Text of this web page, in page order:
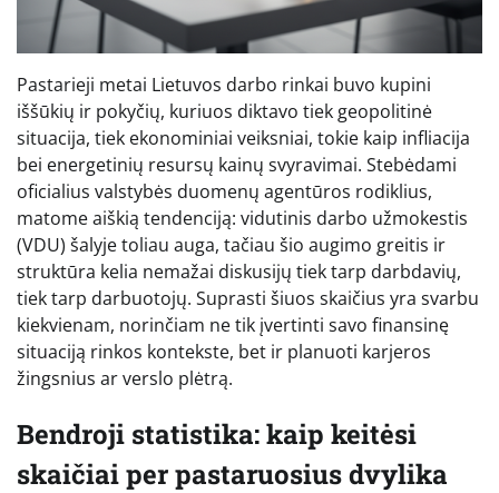
Pastarieji metai Lietuvos darbo rinkai buvo kupini
iššūkių ir pokyčių, kuriuos diktavo tiek geopolitinė
situacija, tiek ekonominiai veiksniai, tokie kaip infliacija
bei energetinių resursų kainų svyravimai. Stebėdami
oficialius valstybės duomenų agentūros rodiklius,
matome aiškią tendenciją: vidutinis darbo užmokestis
(VDU) šalyje toliau auga, tačiau šio augimo greitis ir
struktūra kelia nemažai diskusijų tiek tarp darbdavių,
tiek tarp darbuotojų. Suprasti šiuos skaičius yra svarbu
kiekvienam, norinčiam ne tik įvertinti savo finansinę
situaciją rinkos kontekste, bet ir planuoti karjeros
žingsnius ar verslo plėtrą.
Bendroji statistika: kaip keitėsi
skaičiai per pastaruosius dvylika